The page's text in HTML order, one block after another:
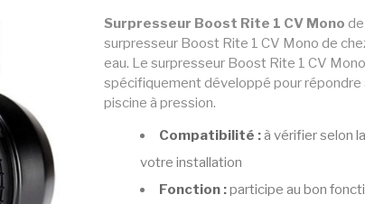
Surpresseur Boost Rite 1 CV Mono
surpresseur Boost Rite 1 CV Mono de
eau. Le surpresseur Boost Rite 1 CV
spécifiquement développé pour
piscine à pression.
Compatibilité :à vérifier selon
votre installation
Fonction :participe au bon